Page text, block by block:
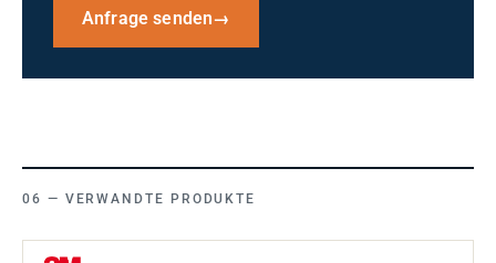
Anfrage senden→
VERWANDTE PRODUKTE